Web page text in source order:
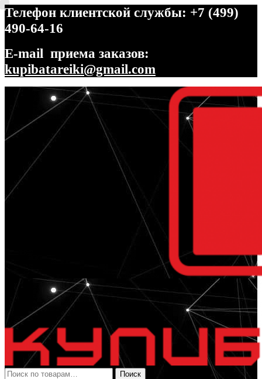
Телефон клиентской службы: +7 (499)
490-64-16
E-mail приема заказов:
kupibatareiki@gmail.com
Перейти
навигации
Перейти
содержимому
Искать:
Поиск